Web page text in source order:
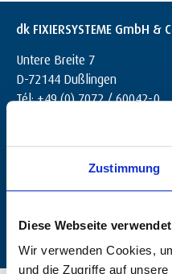
Zustimmung
Diese Webseite
Wir verwenden Cookies,
und die Zugriffe auf
dk FIXIERSYSTEME GmbH &
Untere Breite 7
D-72144 Dußlingen
Tél: +49 (0) 7072 / 60042-0